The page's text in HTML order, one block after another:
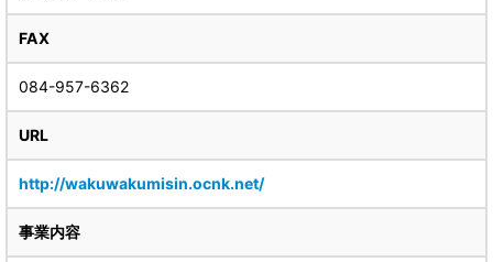
FAX
084-957-6362
URL
http://wakuwakumisin.ocnk.net/
事業内容